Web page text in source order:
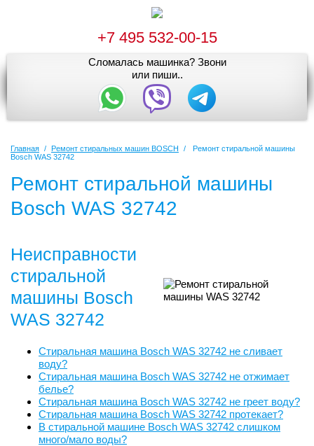
+7 495 532-00-15
Сломалась машинка? Звони
или пиши..
Главная / Ремонт стиральных машин BOSCH /
Ремонт стиральной машины
Bosch WAS 32742
Ремонт стиральной машины
Bosch WAS 32742
Неисправности
стиральной
машины Bosch
WAS 32742
Стиральная машина Bosch WAS 32742 не сливает
воду?
Стиральная машина Bosch WAS 32742 не отжимает
белье?
Стиральная машина Bosch WAS 32742 не греет воду?
Стиральная машина Bosch WAS 32742 протекает?
В стиральной машине Bosch WAS 32742 слишком
много/мало воды?